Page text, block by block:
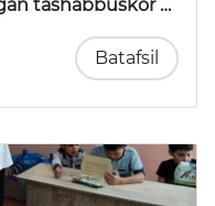
tashabbuskor …
Batafsil